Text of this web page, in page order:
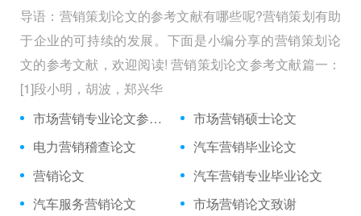
导语：营销策划论文的参考文献有哪些呢?营销策划有助
于企业的可持续的发展。下面是小编分享的营销策划论
文的参考文献，欢迎阅读! 营销策划论文参考文献篇一：
[1]段小明，胡波，郑兴华
市场营销专业论文参考文献
市场营销硕士论文
电力营销稽查论文
汽车营销毕业论文
营销论文
汽车营销专业毕业论文
汽车服务营销论文
市场营销论文致谢